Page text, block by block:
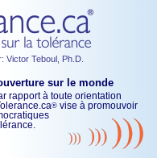
Victor Teboul, Ph.D.
sur le monde
rapport à toute orientation
® vise à promouvoir